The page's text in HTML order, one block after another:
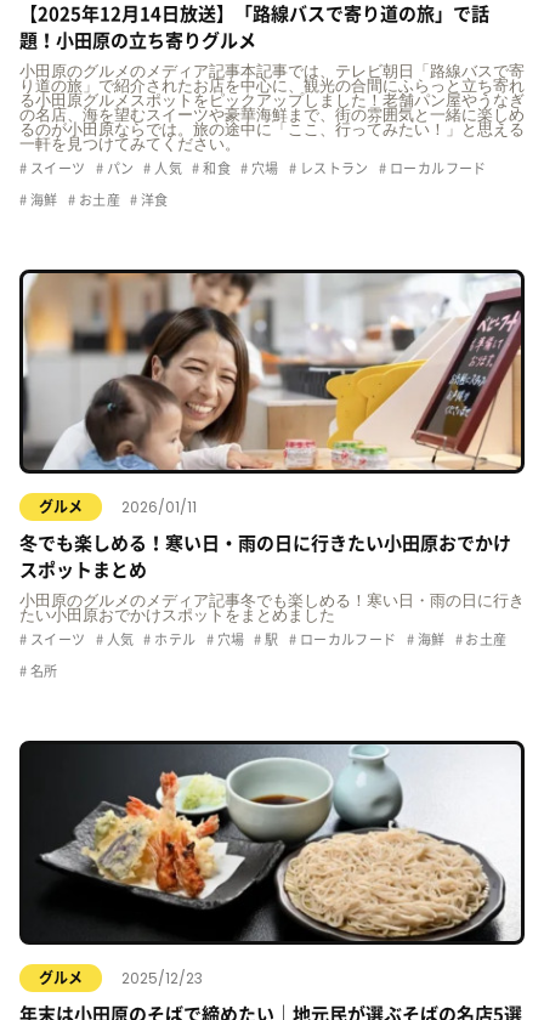
【2025年12月14日放送】「路線バスで寄り道の旅」で話
題！小田原の立ち寄りグルメ
小田原のグルメのメディア記事本記事では、テレビ朝日「路線バスで寄
り道の旅」で紹介されたお店を中心に、観光の合間にふらっと立ち寄れ
る小田原グルメスポットをピックアップしました！老舗パン屋やうなぎ
の名店、海を望むスイーツや豪華海鮮まで、街の雰囲気と一緒に楽しめ
るのが小田原ならでは。旅の途中に「ここ、行ってみたい！」と思える
一軒を見つけてみてください。
スイーツ パン 人気 和食 穴場 レストラン ローカルフード
海鮮 お土産 洋食
グルメ 2026/01/11
冬でも楽しめる！寒い日・雨の日に行きたい小田原おでかけ
スポットまとめ
小田原のグルメのメディア記事冬でも楽しめる！寒い日・雨の日に行き
たい小田原おでかけスポットをまとめました
スイーツ 人気 ホテル 穴場 駅 ローカルフード 海鮮 お土産
名所
グルメ 2025/12/23
年末は小田原のそばで締めたい｜地元民が選ぶそばの名店5選